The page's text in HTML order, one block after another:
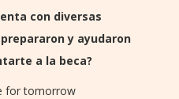
con diversas
y ayudaron
a la beca?
for tomorrow